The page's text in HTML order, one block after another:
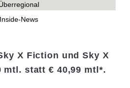
Inside-News
X Fiction und Sky X
mtl. statt € 40,99 mtl*.